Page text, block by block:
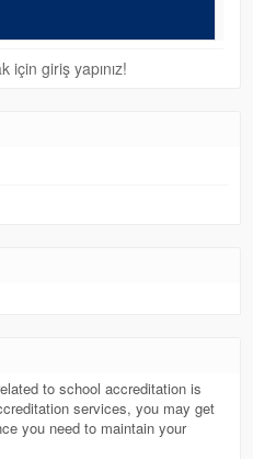
için giriş yapınız!
to school accreditation is
services, you may get
you need to maintain your